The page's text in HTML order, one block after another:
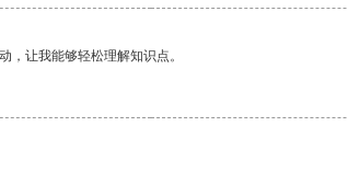
，让我能够轻松理解知识点。